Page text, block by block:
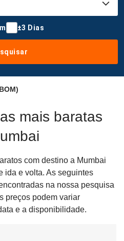
±3 Dias
mais baratas
com destino a Mumbai
ida e volta. As seguintes
na nossa pesquisa
preços podem variar
e a disponibilidade.